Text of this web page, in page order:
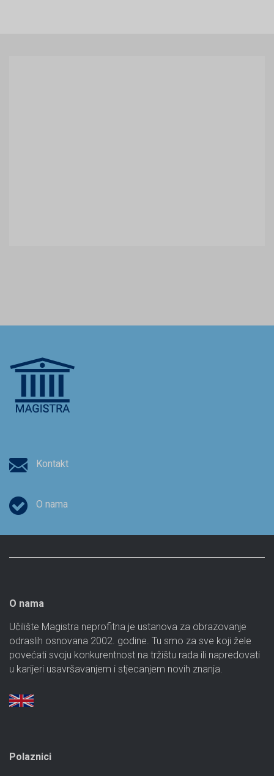
Kontakt
O nama
O nama
Učilište Magistra neprofitna je ustanova za obrazovanje
odraslih osnovana 2002. godine. Tu smo za sve koji žele
povećati svoju konkurentnost na tržištu rada ili napredovati
u karijeri usavršavanjem i stjecanjem novih znanja.
Polaznici